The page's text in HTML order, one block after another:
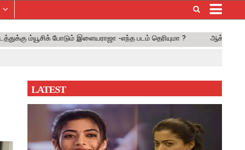
LATEST